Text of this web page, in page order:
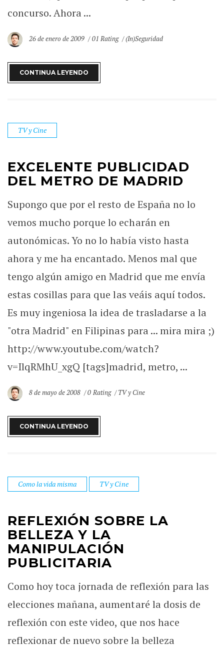
concurso. Ahora ...
26 de enero de 2009 01 Rating (In)Seguridad
CONTINUA LEYENDO
TV y Cine
EXCELENTE PUBLICIDAD
DEL METRO DE MADRID
Supongo que por el resto de España no lo
vemos mucho porque lo echarán en
autonómicas. Yo no lo había visto hasta
ahora y me ha encantado. Menos mal que
tengo algún amigo en Madrid que me envía
estas cosillas para que las veáis aquí todos.
Es muy ingeniosa la idea de trasladarse a la
"otra Madrid" en Filipinas para ... mira mira ;)
http://www.youtube.com/watch?
v=IlqRMhU_xgQ [tags]madrid, metro, ...
8 de mayo de 2008 0 Rating TV y Cine
CONTINUA LEYENDO
Como la vida misma TV y Cine
REFLEXIÓN SOBRE LA
BELLEZA Y LA
MANIPULACIÓN
PUBLICITARIA
Como hoy toca jornada de reflexión para las
elecciones mañana, aumentaré la dosis de
reflexión con este video, que nos hace
reflexionar de nuevo sobre la belleza